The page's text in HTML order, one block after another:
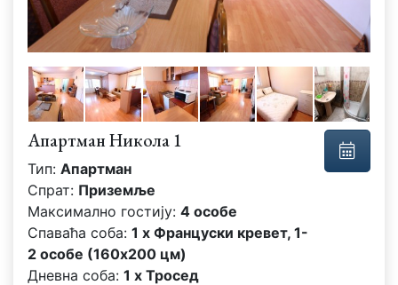
Апартман Никола 1
Тип: Апартман
Спрат: Приземље
Максимално гостију: 4 особе
Спаваћа соба: 1 x Француски кревет, 1-
2 особе (160x200 цм)
Дневна соба: 1 x Тросед